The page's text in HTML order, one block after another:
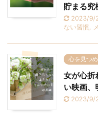
貯まる究
2023/9/
ない習慣
心を見つ
女が心折
い映画、
2023/9/